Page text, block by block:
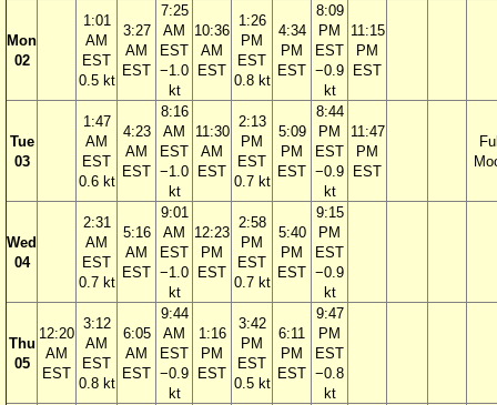
Mon
02
1:01
AM
EST
0.5 kt
3:27
AM
EST
7:25
AM
EST
−1.0
kt
10:36
AM
EST
1:26
PM
EST
0.8 kt
4:34
PM
EST
8:09
PM
EST
−0.9
kt
11:15
PM
EST
Tue
03
1:47
AM
EST
0.6 kt
4:23
AM
EST
8:16
AM
EST
−1.0
kt
11:30
AM
EST
2:13
PM
EST
0.7 kt
5:09
PM
EST
8:44
PM
EST
−0.9
kt
11:47
PM
EST
Wed
04
2:31
AM
EST
0.7 kt
5:16
AM
EST
9:01
AM
EST
−1.0
kt
12:23
PM
EST
2:58
PM
EST
0.7 kt
5:40
PM
EST
9:15
PM
EST
−0.9
kt
Thu
05
12:20
AM
EST
3:12
AM
EST
0.8 kt
6:05
AM
EST
9:44
AM
EST
−0.9
kt
1:16
PM
EST
3:42
PM
EST
0.5 kt
6:11
PM
EST
9:47
PM
EST
−0.8
kt